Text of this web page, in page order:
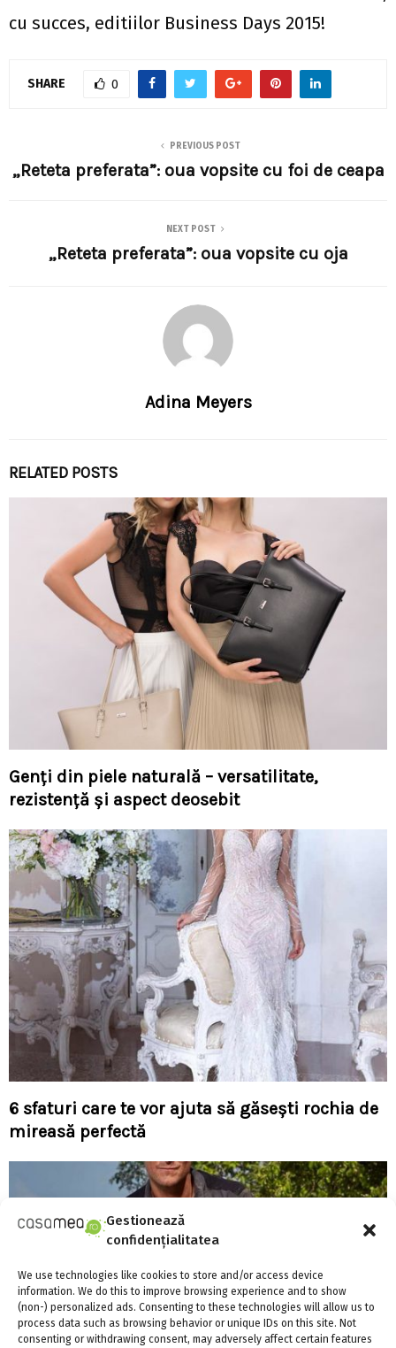
Gestionează
confidențialitatea
We use technologies like cookies to store and/or access device
information. We do this to improve browsing experience and to show
(non-) personalized ads. Consenting to these technologies will allow us to
process data such as browsing behavior or unique IDs on this site. Not
consenting or withdrawing consent, may adversely affect certain features
cu succes, editiilor Business Days 2015!
SHARE 0
PREVIOUS POST
„Reteta preferata”: oua vopsite cu foi de ceapa
NEXT POST
„Reteta preferata”: oua vopsite cu oja
Adina Meyers
RELATED POSTS
Genți din piele naturală – versatilitate,
rezistență și aspect deosebit
6 sfaturi care te vor ajuta să găsești rochia de
mireasă perfectă